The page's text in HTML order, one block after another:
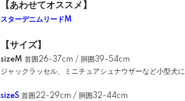
【あわせてオススメ】
スターデニムリードM
【サイズ】
sizeM 首囲26-37cm / 胴囲39-54cm
ジャックラッセル、ミニチュアシュナウザーなど小型犬に
sizeS 首囲22-29cm / 胴囲32-44cm